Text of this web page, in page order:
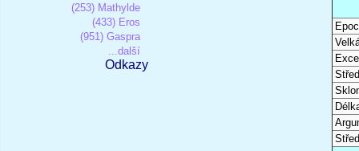
(253) Mathylde
(433) Eros
(951) Gaspra
...další
Odkazy